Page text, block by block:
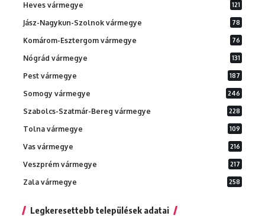
Heves vármegye 121
Jász-Nagykun-Szolnok vármegye 78
Komárom-Esztergom vármegye 76
Nógrád vármegye 131
Pest vármegye 187
Somogy vármegye 246
Szabolcs-Szatmár-Bereg vármegye 228
Tolna vármegye 109
Vas vármegye 216
Veszprém vármegye 217
Zala vármegye 258
Legkeresettebb települések adatai